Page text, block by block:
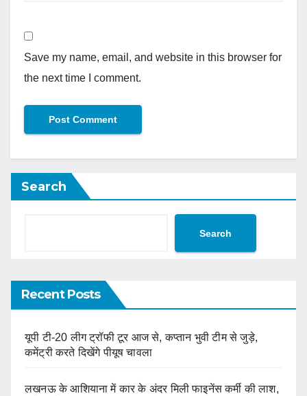
Save my name, email, and website in this browser for
the next time I comment.
Search
Search
Recent Posts
यूपी टी-20 लीग ट्रॉफी टूर आज से, कप्तान भुवी टीम से जुड़े,
कमेंट्री करते दिखेंगे पीयूष चावला
लखनऊ के आशियाना में कार के अंदर मिली फाइनेंस कर्मी की लाश,